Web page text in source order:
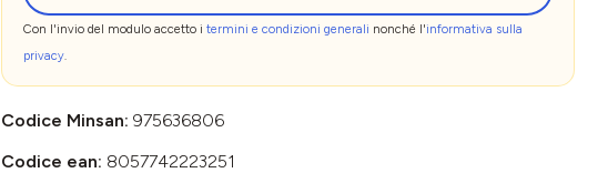
Con l'invio del modulo accetto i termini e condizioni generali nonché l'informativa sulla
privacy.
Codice Minsan: 975636806
Codice ean: 8057742223251